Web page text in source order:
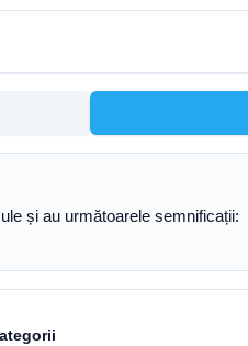
și au următoarele semnificații: